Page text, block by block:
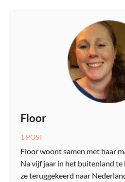
Floor
1 POST
Floor woont samen met haar
Na vijf jaar in het buitenland te
ze teruggekeerd naar